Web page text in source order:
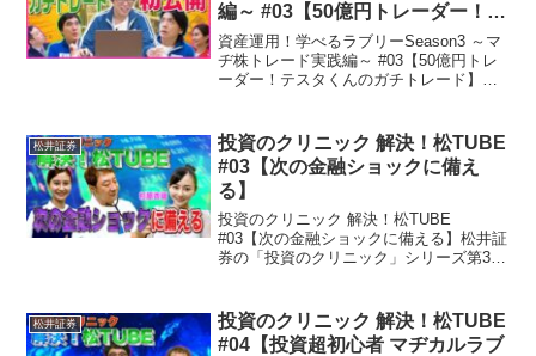
編～ #03【50億円トレーダー！テ
スタくんのガチトレード】
資産運用！学べるラブリーSeason3 ～マ
ヂ株トレード実践編～ #03【50億円トレ
ーダー！テスタくんのガチトレード】M-1
を始める、新シリーズ「マヂ株トレー...
松井証券
投資のクリニック 解決！松TUBE
#03【次の金融ショックに備え
る】
投資のクリニック 解決！松TUBE
#03【次の金融ショックに備える】松井証
券の「投資のクリニック」シリーズ第3弾
る「投資クリニック」が開院しました。
医師役に坂本慎太郎...
松井証券
投資のクリニック 解決！松TUBE
#04【投資超初心者 マヂカルラブ